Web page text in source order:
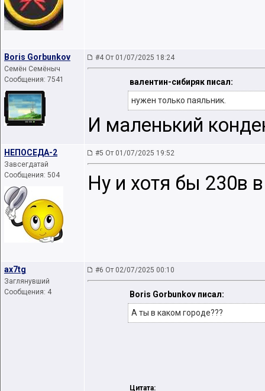
Boris Gorbunkov
Семён Семёныч
Сообщения: 7541
#4 От 01/07/2025 18:24
валентин-сибиряк писал:
нужен только паяльник.
И маленький
НЕПОСЕДА-2
Завсегдатай
Сообщения: 504
#5 От 01/07/2025 19:52
Ну и хотя бы 230в
ax7tg
Заглянувший
Сообщения: 4
#6 От 02/07/2025 00:10
Boris Gorbunkov писал:
А ты в каком городе???
Цитата: